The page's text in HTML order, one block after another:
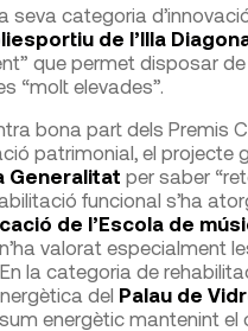
seva categoria
de l’Illa
que permet disposar de
“molt elevades”.
bona part dels Premis
patrimonial, el
Generalitat per saber
funcional s’ha
de l’Escola de
valorat especialment
la categoria de
del Palau de
energètic mantenint